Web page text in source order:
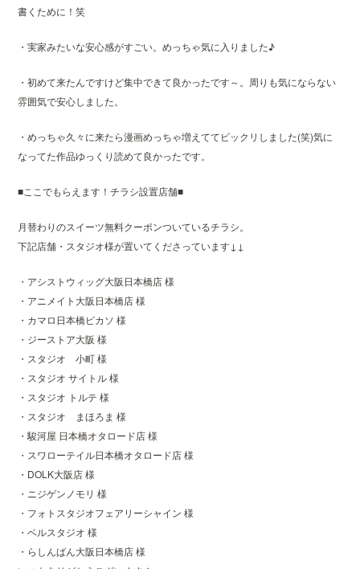
書くために！笑
・実家みたいな安心感がすごい。めっちゃ気に入りました♪
・初めて来たんですけど集中できて良かったです～。周りも気にならない
雰囲気で安心しました。
・めっちゃ久々に来たら漫画めっちゃ増えててビックリしました(笑)気に
なってた作品ゆっくり読めて良かったです。
■ここでもらえます！チラシ設置店舗■
月替わりのスイーツ無料クーポンついているチラシ。
下記店舗・スタジオ様が置いてくださっています↓↓
・アシストウィッグ大阪日本橋店 様
・アニメイト大阪日本橋店 様
・カマロ日本橋ピカソ 様
・ジーストア大阪 様
・スタジオ 小町 様
・スタジオ サイトル 様
・スタジオ トルテ 様
・スタジオ まほろま 様
・駿河屋 日本橋オタロード店 様
・スワローテイル日本橋オタロード店 様
・DOLK大阪店 様
・ニジゲンノモリ 様
・フォトスタジオフェアリーシャイン 様
・ベルスタジオ 様
・らしんばん大阪日本橋店 様